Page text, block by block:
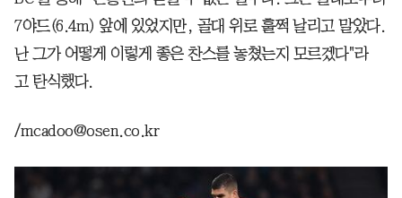
7야드(6.4m) 앞에 있었지만, 골대 위로 훌쩍 날리고 말았다.
난 그가 어떻게 이렇게 좋은 찬스를 놓쳤는지 모르겠다"라
고 탄식했다.
/mcadoo@osen.co.kr